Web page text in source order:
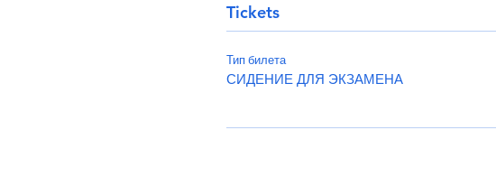
Tickets
Тип билета
СИДЕНИЕ ДЛЯ ЭКЗАМЕНА